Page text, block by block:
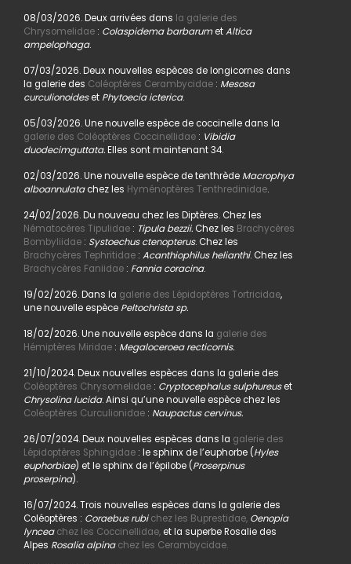
08/03/2026. Deux arrivées dans la galerie des
Chrysomelidae: Colaspidema barbarumetAltica
ampelophaga.
07/03/2026. Deux nouvelles espèces de longicornes dans
la galerie des Coléoptères Cerambycidae: Mesosa
curculionoideset Phytoecia icterica.
05/03/2026. Une nouvelle espèce de coccinelle dans la
galerie des Coléoptères Coccinellidae: Vibidia
duodecimguttata.Elles sont maintenant 34.
02/03/2026. Une nouvelle espèce de tenthrède Macrophya
alboannulatachez les Hyménoptères Tenthredinidae.
24/02/2026. Du nouveau chez les Diptères. Chez les
Nématocères Tipulidae: Tipula bezzii. Chez les Brachycères
Bombyliidae: Systoechus ctenopterus. Chez les
Brachycères Tephritidae: Acanthiophilus helianthi. Chez les
Brachycères Faniidae: Fannia coracina.
19/02/2026. Dans la galerie des Lépidoptères Tortricidae,
une nouvelle espèce Peltochrista sp.
18/02/2026. Une nouvelle espèce dans la galerie des
Hémiptères Miridae: Megaloceroea recticornis.
21/10/2024. Deux nouvelles espèces dans la galerie des
Coléoptères Chrysomelidae: Cryptocephalus sulphureuset
Chrysolina lucida. Ainsi qu’une nouvelle espèce chez les
Coléoptères Curculionidae : Naupactus cervinus.
26/07/2024. Deux nouvelles espèces dans la galerie des
Lépidoptères Sphingidae: le sphinx de l’euphorbe (Hyles
euphorbiae) et le sphinx de l’épilobe (Proserpinus
proserpina).
16/07/2024. Trois nouvelles espèces dans la galerie des
Coléoptères : Coraebus rubi chez les Buprestidae, Oenopia
lyncea chez les Coccinellidae,et la superbe Rosalie des
Alpes Rosalia alpina chez les Cerambycidae.